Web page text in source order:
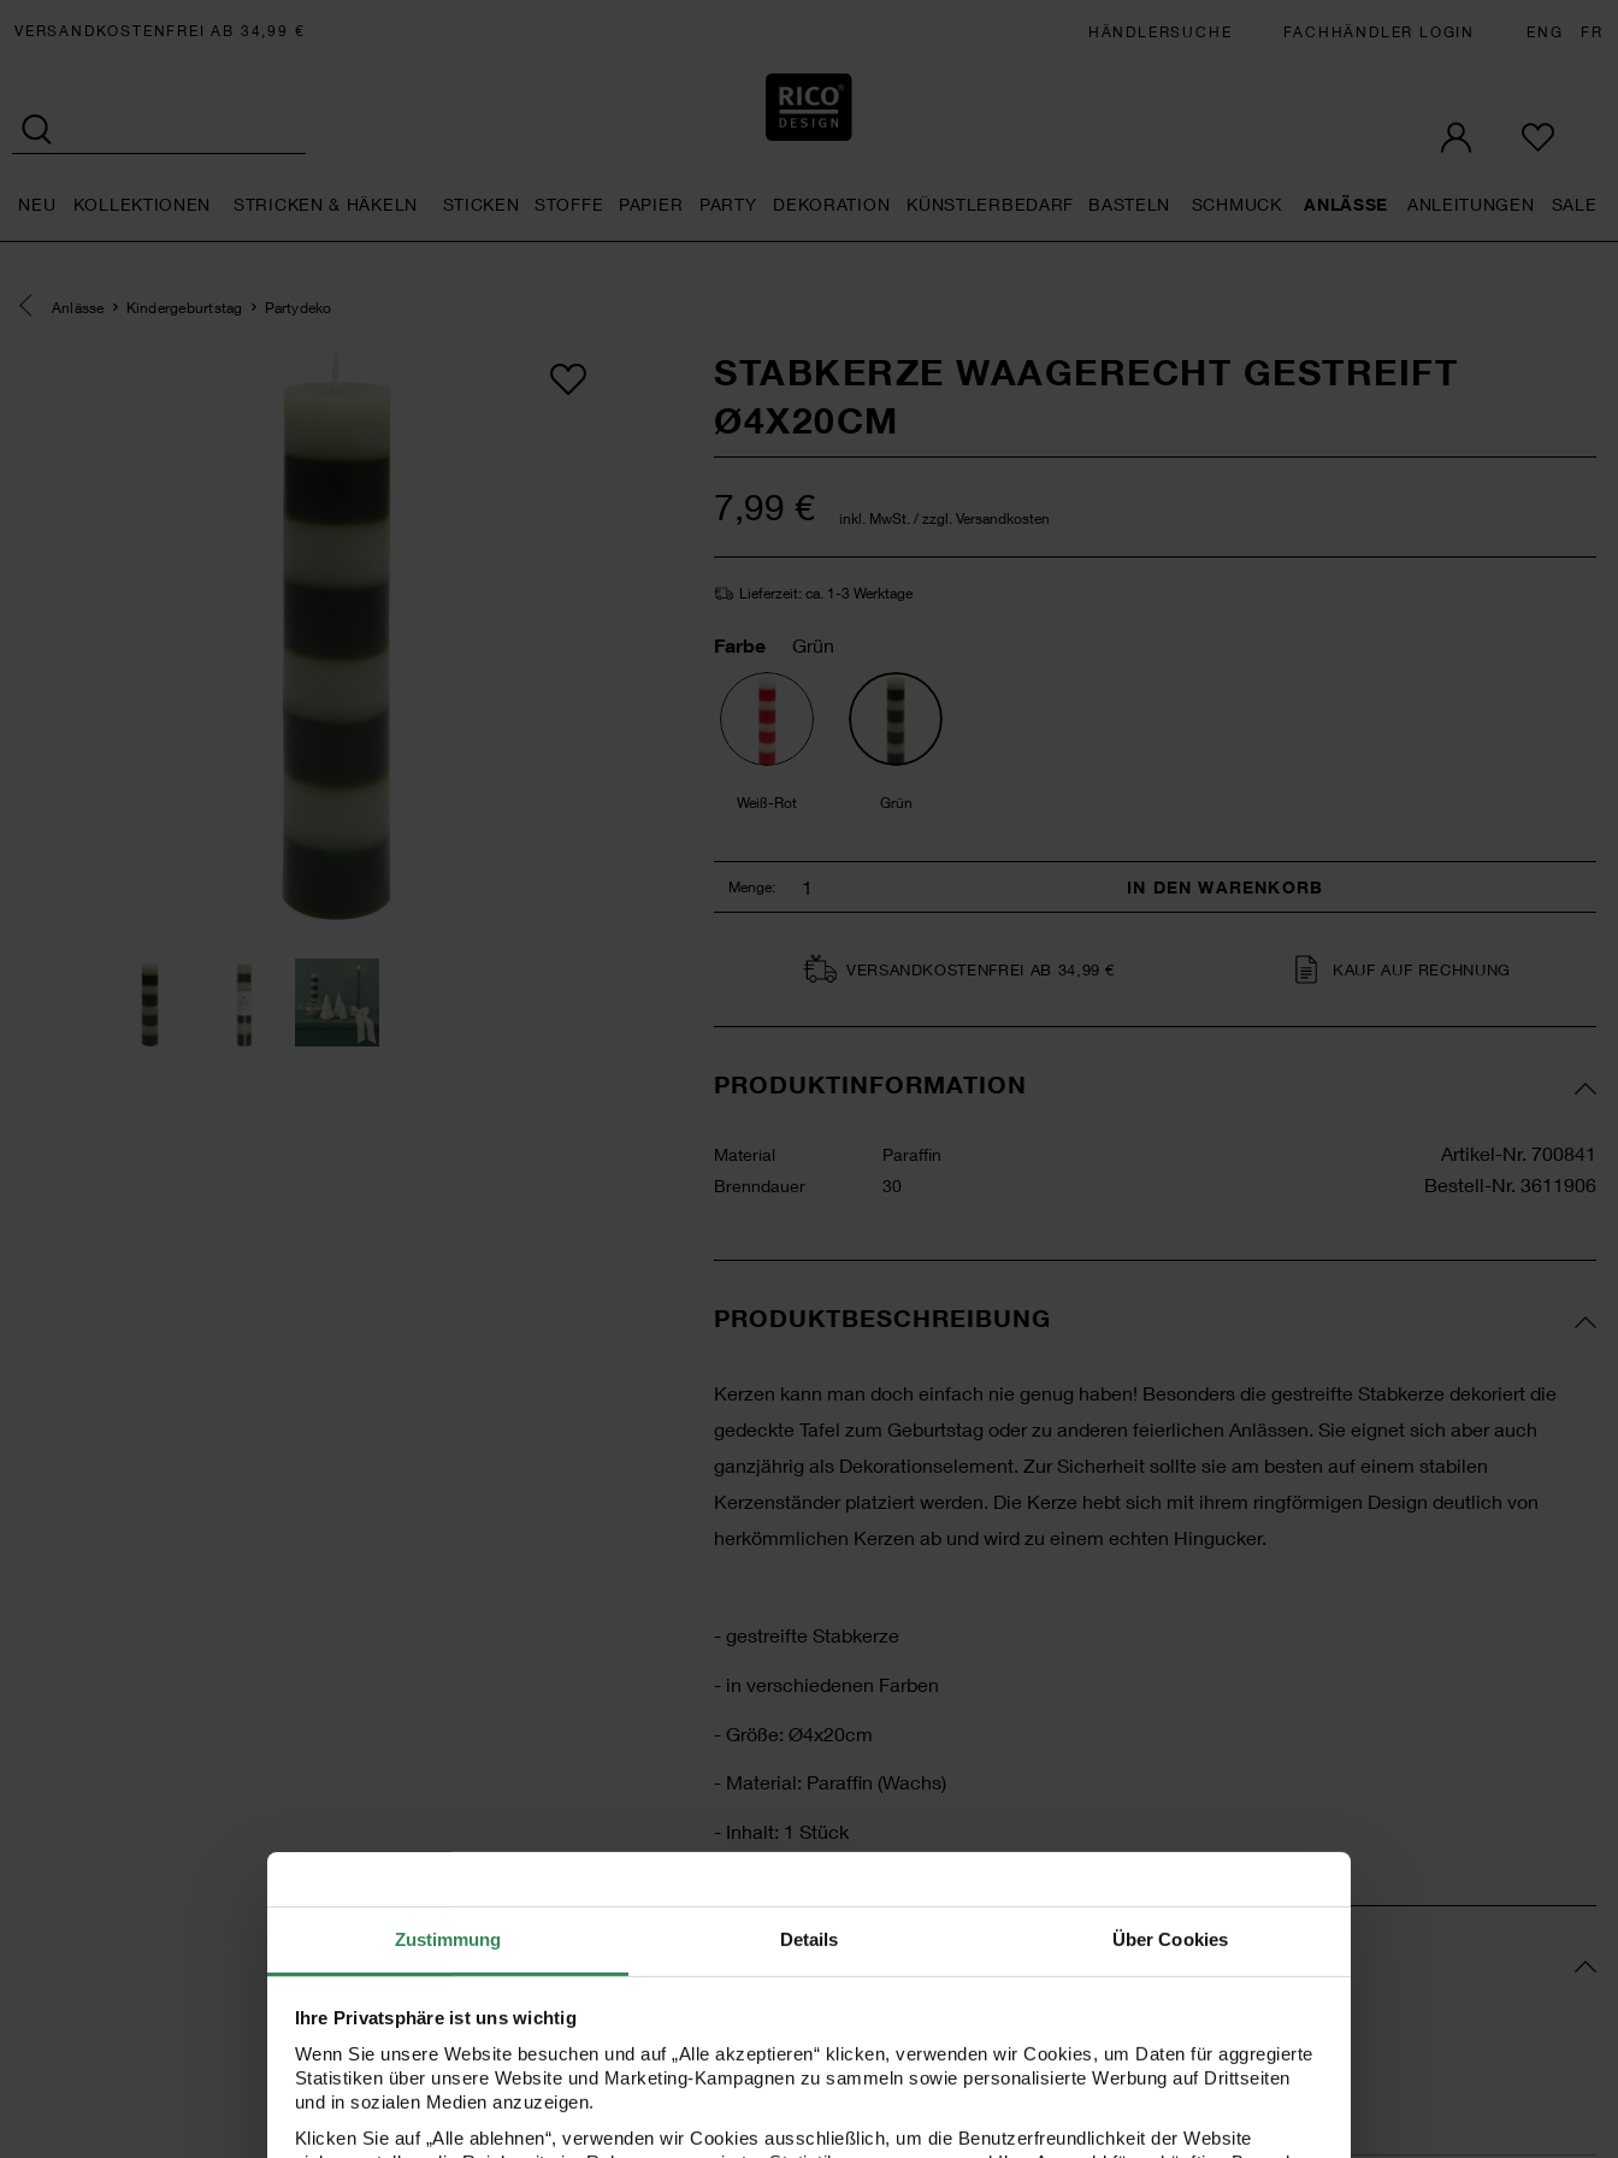
Zustimmung Details Über Cookies
Ihre Privatsphäre ist uns wichtig
Wenn Sie unsere Website besuchen und auf „Alle akzeptieren“ klicken, verwenden wir Cookies, um Daten für aggregierte
Statistiken über unsere Website und Marketing-Kampagnen zu sammeln sowie personalisierte Werbung auf Drittseiten
und in sozialen Medien anzuzeigen.
Klicken Sie auf „Alle ablehnen“, verwenden wir Cookies ausschließlich, um die Benutzerfreundlichkeit der Website
VERSANDKOSTENFREI AB 34,99 € HÄNDLERSUCHE FACHHÄNDLER LOGIN ENG FR
NEU KOLLEKTIONEN STRICKEN & HÄKELN STICKEN STOFFE PAPIER PARTY DEKORATION KÜNSTLERBEDARF BASTELN SCHMUCK ANLÄSSE ANLEITUNGEN SALE
Eine Kategorie zurück navigieren
Anlässe Kindergeburtstag Partydeko
STABKERZE WAAGERECHT GESTREIFT
Ø4X20CM
7,99 € inkl. MwSt. / zzgl. Versandkosten
Lieferzeit: ca. 1-3 Werktage
Farbe Grün
Weiß-Rot Grün
Menge: IN DEN WARENKORB
VERSAND­KOSTEN­FREI AB 34,99 € KAUF AUF RECHNUNG
PRODUKTINFORMATION
Material
Paraffin
Brenndauer
30
Artikel-Nr. 700841
Bestell-Nr. 3611906
PRODUKTBESCHREIBUNG
Kerzen kann man doch einfach nie genug haben! Besonders die gestreifte Stabkerze dekoriert die
gedeckte Tafel zum Geburtstag oder zu anderen feierlichen Anlässen. Sie eignet sich aber auch
ganzjährig als Dekorationselement. Zur Sicherheit sollte sie am besten auf einem stabilen
Kerzenständer platziert werden. Die Kerze hebt sich mit ihrem ringförmigen Design deutlich von
herkömmlichen Kerzen ab und wird zu einem echten Hingucker.
- gestreifte Stabkerze
- in verschiedenen Farben
- Größe: Ø4x20cm
- Material: Paraffin (Wachs)
- Inhalt: 1 Stück